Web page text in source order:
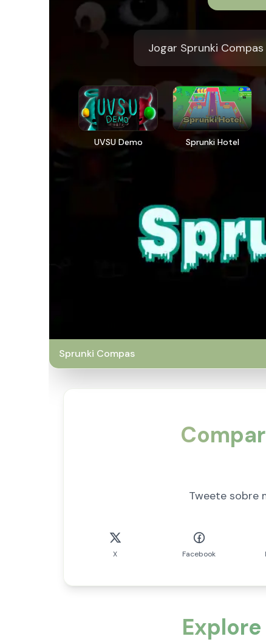
Jogar Sprunki
UVSU Demo Sprunki Hotel
Sprunki Compas
Tweete sobre
X Facebook